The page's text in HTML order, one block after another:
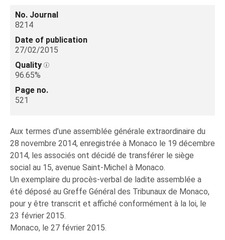
No. Journal
8214
Date of publication
27/02/2015
Quality
96.65%
Page no.
521
Aux termes d’une assemblée générale extraordinaire du
28 novembre 2014, enregistrée à Monaco le 19 décembre
2014, les associés ont décidé de transférer le siège
social au 15, avenue Saint-Michel à Monaco.
Un exemplaire du procès-verbal de ladite assemblée a
été déposé au Greffe Général des Tribunaux de Monaco,
pour y être transcrit et affiché conformément à la loi, le
23 février 2015.
Monaco, le 27 février 2015.